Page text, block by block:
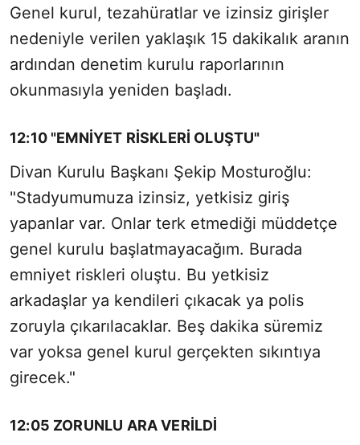
Genel kurul, tezahüratlar ve izinsiz girişler
nedeniyle verilen yaklaşık 15 dakikalık aranın
ardından denetim kurulu raporlarının
okunmasıyla yeniden başladı.
12:10 "EMNİYET RİSKLERİ OLUŞTU"
Divan Kurulu Başkanı Şekip Mosturoğlu:
"Stadyumumuza izinsiz, yetkisiz giriş
yapanlar var. Onlar terk etmediği müddetçe
genel kurulu başlatmayacağım. Burada
emniyet riskleri oluştu. Bu yetkisiz
arkadaşlar ya kendileri çıkacak ya polis
zoruyla çıkarılacaklar. Beş dakika süremiz
var yoksa genel kurul gerçekten sıkıntıya
girecek."
12:05 ZORUNLU ARA VERİLDİ